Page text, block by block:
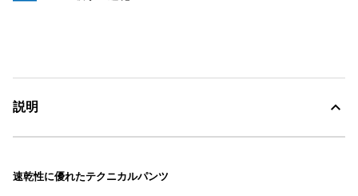
説明
速乾性に優れたテクニカルパンツ